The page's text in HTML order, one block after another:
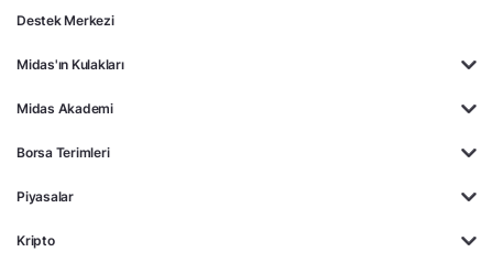
Destek Merkezi
Midas'ın Kulakları
Midas Akademi
Borsa Terimleri
Piyasalar
Kripto